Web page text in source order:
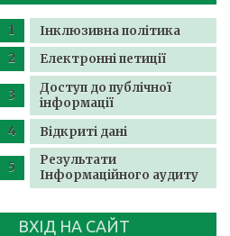
Інклюзивна політика
Електронні петиції
Доступ до публічної
інформації
Відкриті дані
Результати
Інформаційного аудиту
ВХІД НА САЙТ